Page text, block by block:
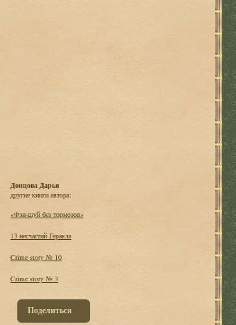
Донцова Дарья
другие книги автора:
«Фэн-шуй без тормозов»
13 несчастий Геракла
Crime story № 10
Crime story № 3
Поделиться